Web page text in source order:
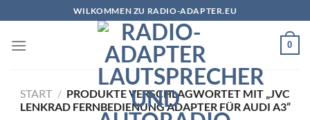
Inhalt
springen
WILKOMMEN ZU RADIO-ADAPTER.EU
0
START / PRODUKTE VERSCHLAGWORTET MIT „JVC
LENKRAD FERNBEDIENUNG ADAPTER FÜR AUDI A3“